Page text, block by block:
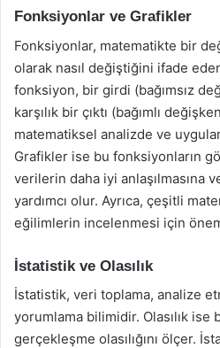
Fonksiyonlar ve Grafikler
Fonksiyonlar, matematikte bir
olarak nasıl değiştiğini ifade
fonksiyon, bir girdi (bağımsız
karşılık bir çıktı (bağımlı
matematiksel analizde ve
Grafikler ise bu fonksiyonların
verilerin daha iyi anlaşılmasına
yardımcı olur. Ayrıca, çeşitli
eğilimlerin incelenmesi için
İstatistik ve Olasılık
İstatistik, veri toplama, analize
yorumlama bilimidir. Olasılık ise
gerçekleşme olasılığını ölçer.